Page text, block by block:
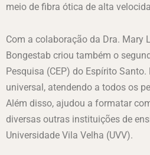
meio de fibra ótica de alta
Com a colaboração da Dra. Mary
Bongestab criou também o
Pesquisa (CEP) do Espírito
universal, atendendo a todos os
Além disso, ajudou a formatar
diversas outras instituições de
Universidade Vila Velha (UVV).